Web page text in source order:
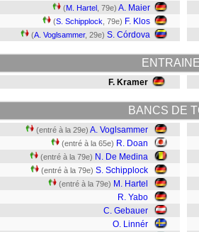
(M. Hartel , 79e) A. Maier
(S. Schipplock , 79e) F. Klos
(A. Voglsammer, 29e) S. Córdova
F. Kramer
BANCS DE
(entré à la 29e) A. Voglsammer
(entré à la 65e) R. Doan
(entré à la 79e) N. De Medina
(entré à la 79e) S. Schipplock
(entré à la 79e) M. Hartel
R. Yabo
C. Gebauer
O. Linnér